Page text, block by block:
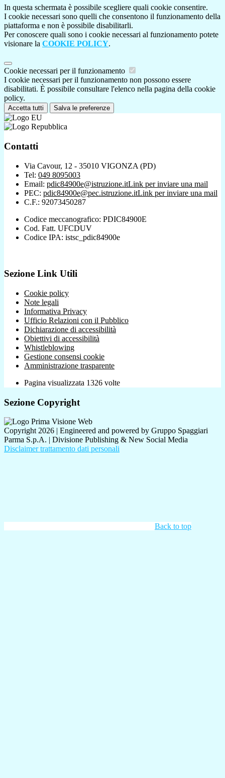
In questa schermata è possibile scegliere quali cookie consentire.
I cookie necessari sono quelli che consentono il funzionamento della
piattaforma e non è possibile disabilitarli.
Per conoscere quali sono i cookie necessari al funzionamento potete
visionare la COOKIE POLICY.
Cookie necessari per il funzionamento
I cookie necessari per il funzionamento non possono essere
disabilitati. È possibile consultare l'elenco nella pagina della cookie
policy.
Accetta tutti Salva le preferenze
Contatti
Via Cavour, 12 - 35010 VIGONZA (PD)
Tel: 049 8095003
Email: pdic84900e@istruzione.itLink per inviare una mail
PEC: pdic84900e@pec.istruzione.itLink per inviare una mail
C.F.: 92073450287
Codice meccanografico: PDIC84900E
Cod. Fatt. UFCDUV
Codice IPA: istsc_pdic84900e
Sezione Link Utili
Cookie policy
Note legali
Informativa Privacy
Ufficio Relazioni con il Pubblico
Dichiarazione di accessibilità
Obiettivi di accessibilità
Whistleblowing
Gestione consensi cookie
Amministrazione trasparente
Pagina visualizzata 1326 volte
Sezione Copyright
Copyright 2026 | Engineered and powered by Gruppo Spaggiari
Parma S.p.A. | Divisione Publishing & New Social Media
Disclaimer trattamento dati personali
Back to top